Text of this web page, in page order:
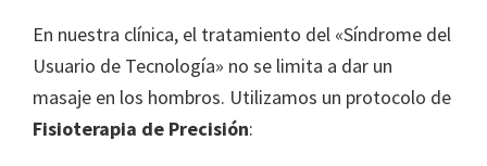
En nuestra clínica, el tratamiento del «Síndrome del
Usuario de Tecnología» no se limita a dar un
masaje en los hombros. Utilizamos un protocolo de
Fisioterapia de Precisión: